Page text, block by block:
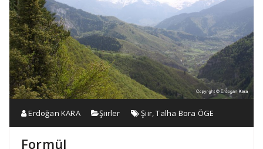
Erdoğan KARA Şiirler Şiir,Talha Bora ÖGE
Formül